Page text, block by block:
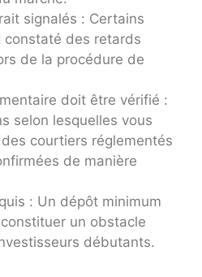
signalés : Certains
constaté des retards
de la procédure de
doit être vérifié :
selon lesquelles vous
courtiers réglementés
de manière
: Un dépôt minimum
un obstacle
débutants.